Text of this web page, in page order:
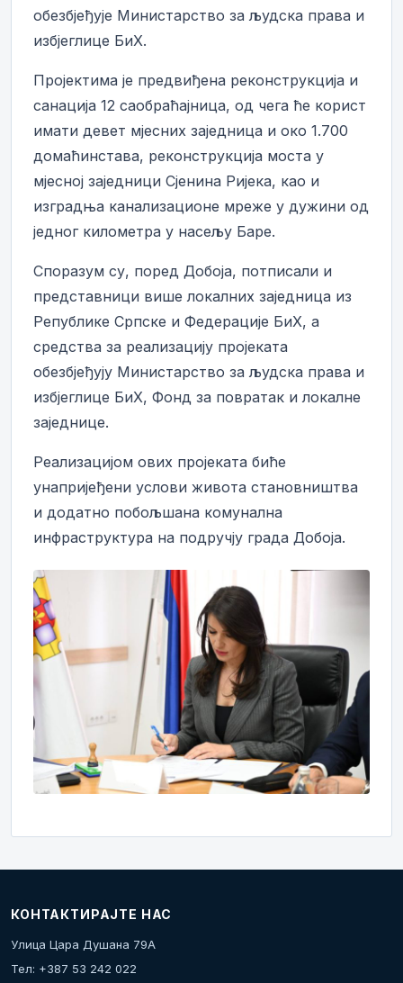
обезбјеђује Министарство за људска права и
избјеглице БиХ.
Пројектима је предвиђена реконструкција и
санација 12 саобраћајница, од чега ће корист
имати девет мјесних заједница и око 1.700
домаћинстава, реконструкција моста у
мјесној заједници Сјенина Ријека, као и
изградња канализационе мреже у дужини од
једног километра у насељу Баре.
Споразум су, поред Добоја, потписали и
представници више локалних заједница из
Републике Српске и Федерације БиХ, а
средства за реализацију пројеката
обезбјеђују Министарство за људска права и
избјеглице БиХ, Фонд за повратак и локалне
заједнице.
Реализацијом ових пројеката биће
унапријеђени услови живота становништва
и додатно побољшана комунална
инфраструктура на подручју града Добоја.
КОНТАКТИРАЈТЕ НАС
Улица Цара Душана 79А
Тел: +387 53 242 022